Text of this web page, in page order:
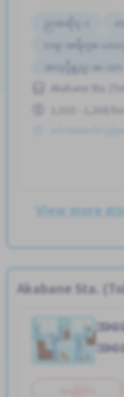
ညအဆိုင္း
လမ္းစရိတ္ေပးသ
အလုပ္ခ်ိန္နည္းေသာ
Akabane Sta.
1,010 - 1,268/
View more စ
Akabane Sta.
အဆ
အဆ